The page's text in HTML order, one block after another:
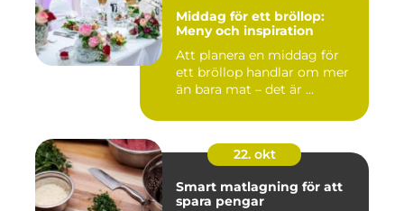
Middag för ett bröllop:
Meny och inspiration
Att planera en middag för
ett bröllop handlar om mer
än bara mat – det är ...
22. okt
Smart matlagning för att
spara pengar